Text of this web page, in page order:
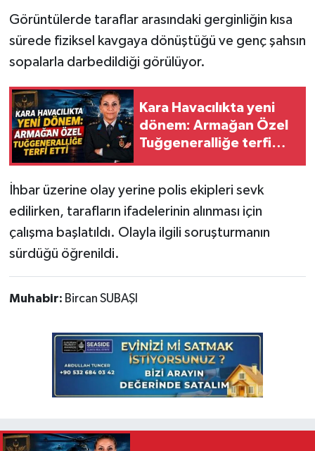
Görüntülerde taraflar arasındaki gerginliğin kısa
sürede fiziksel kavgaya dönüştüğü ve genç şahsın
sopalarla darbedildiği görülüyor.
Kara Havacılıkta yeni
dönem: Armağan Özel
Tuğgeneralliğe terfi
İhbar üzerine olay yerine polis ekipleri sevk
edilirken, tarafların ifadelerinin alınması için
çalışma başlatıldı. Olayla ilgili soruşturmanın
sürdüğü öğrenildi.
Muhabir: Bircan SUBAŞI